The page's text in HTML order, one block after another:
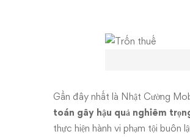
Gần đây nhất là Nhật Cường
toán gây hậu quả nghiêm
thực hiện hành vi phạm tội buôn